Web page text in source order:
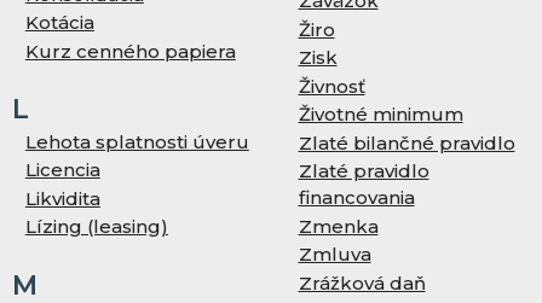
Kotácia
Kurz cenného papiera
L
Lehota splatnosti úveru
Licencia
Likvidita
Lízing (leasing)
M
Žiro
Zisk
Živnosť
Životné minimum
Zlaté bilančné pravidlo
Zlaté pravidlo
financovania
Zmenka
Zmluva
Zrážková daň